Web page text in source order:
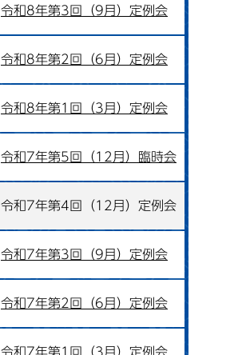
令和8年第3回（9月）定例会
令和8年第2回（6月）定例会
令和8年第1回（3月）定例会
令和7年第5回（12月）臨時会
令和7年第4回（12月）定例会
令和7年第3回（9月）定例会
令和7年第2回（6月）定例会
令和7年第1回（3月）定例会